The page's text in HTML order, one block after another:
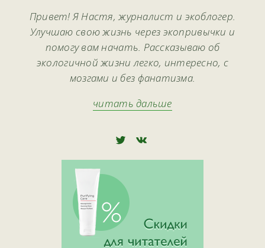
Привет! Я Настя, журналист и экоблогер.
Улучшаю свою жизнь через экопривычки и
помогу вам начать. Рассказываю об
экологичной жизни легко, интересно, с
мозгами и без фанатизма.
читать дальше
🅃 🅅